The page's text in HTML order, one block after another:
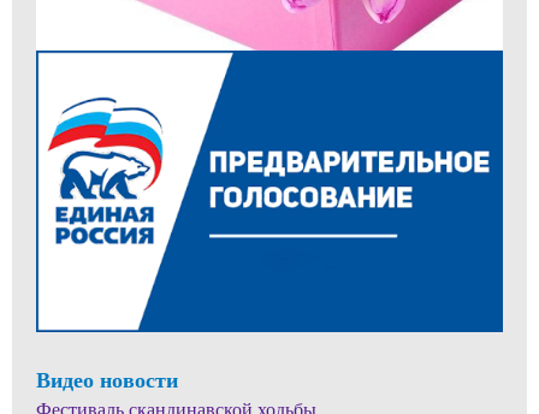
Видео новости